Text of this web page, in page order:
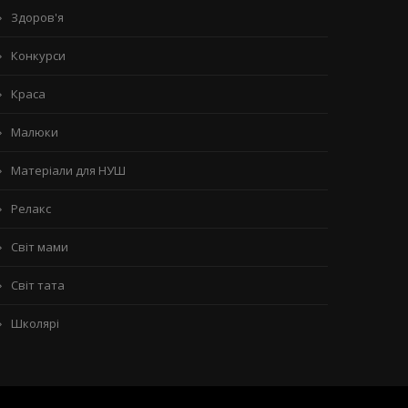
Здоров'я
Конкурси
Краса
Малюки
Матеріали для НУШ
Релакс
Світ мами
Світ тата
Школярі